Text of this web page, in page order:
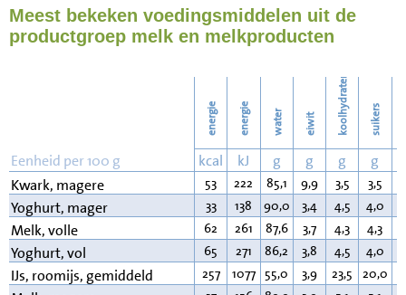
Strijken 32
37
Meest bekeken voedingsmiddelen uit de
productgroep melk en melkproducten
energie energie water eiwit koolhydraten suikers
Eenheid per 100 g kcal kJ g g g g
Kwark, magere
53 222 85,1 9,9 3,5 3,5
Yoghurt, mager 33 138 90,0 3,4 4,5 4,0
Melk, volle 62 261 87,6 3,7 4,3 4,3
Yoghurt, vol 65 271 86,2 3,8 4,5 4,0
IJs, roomijs, gemiddeld 257 1077 55,0 3,9 23,5 20,0